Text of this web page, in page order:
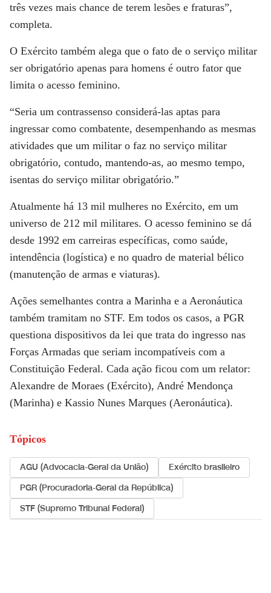
três vezes mais chance de terem lesões e fraturas”,
completa.
O Exército também alega que o fato de o serviço militar
ser obrigatório apenas para homens é outro fator que
limita o acesso feminino.
“Seria um contrassenso considerá-las aptas para
ingressar como combatente, desempenhando as mesmas
atividades que um militar o faz no serviço militar
obrigatório, contudo, mantendo-as, ao mesmo tempo,
isentas do serviço militar obrigatório.”
Atualmente há 13 mil mulheres no Exército, em um
universo de 212 mil militares. O acesso feminino se dá
desde 1992 em carreiras específicas, como saúde,
intendência (logística) e no quadro de material bélico
(manutenção de armas e viaturas).
Ações semelhantes contra a Marinha e a Aeronáutica
também tramitam no STF. Em todos os casos, a PGR
questiona dispositivos da lei que trata do ingresso nas
Forças Armadas que seriam incompatíveis com a
Constituição Federal. Cada ação ficou com um relator:
Alexandre de Moraes (Exército), André Mendonça
(Marinha) e Kassio Nunes Marques (Aeronáutica).
Tópicos
AGU (Advocacia-Geral da União)
Exército brasileiro
PGR (Procuradoria-Geral da República)
STF (Supremo Tribunal Federal)